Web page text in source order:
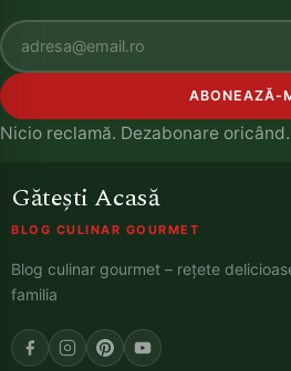
ABONEAZĂ-
Nicio reclamă. Dezabonare oricând.
Gătești Acasă
BLOG CULINAR GOURMET
Blog culinar gourmet – rețete
familia